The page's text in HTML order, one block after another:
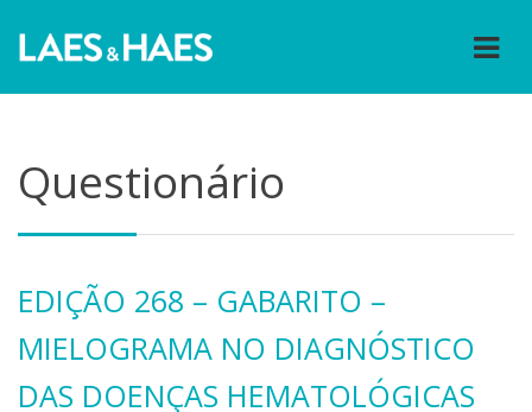
Questionário
EDIÇÃO 268 – GABARITO –
MIELOGRAMA NO DIAGNÓSTICO
DAS DOENÇAS HEMATOLÓGICAS